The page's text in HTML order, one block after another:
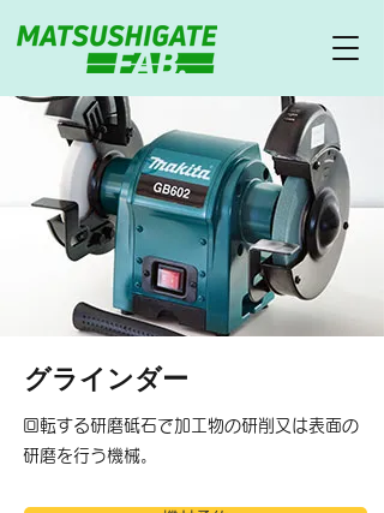
グラインダー
回転する研磨砥石で加工物の研削又は表面の
研磨を行う機械。